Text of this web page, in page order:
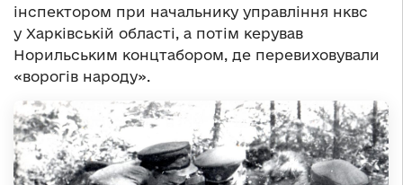
інспектором при начальнику управління нквс
у Харківській області, а потім керував
Норильським концтабором, де перевиховували
«ворогів народу».